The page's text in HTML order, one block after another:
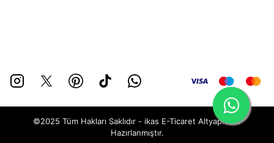
©2025 Tüm Hakları Saklıdır - ikas E-Ticaret Altyapısı ile
Hazırlanmıştır.